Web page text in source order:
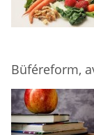
Büféreform,